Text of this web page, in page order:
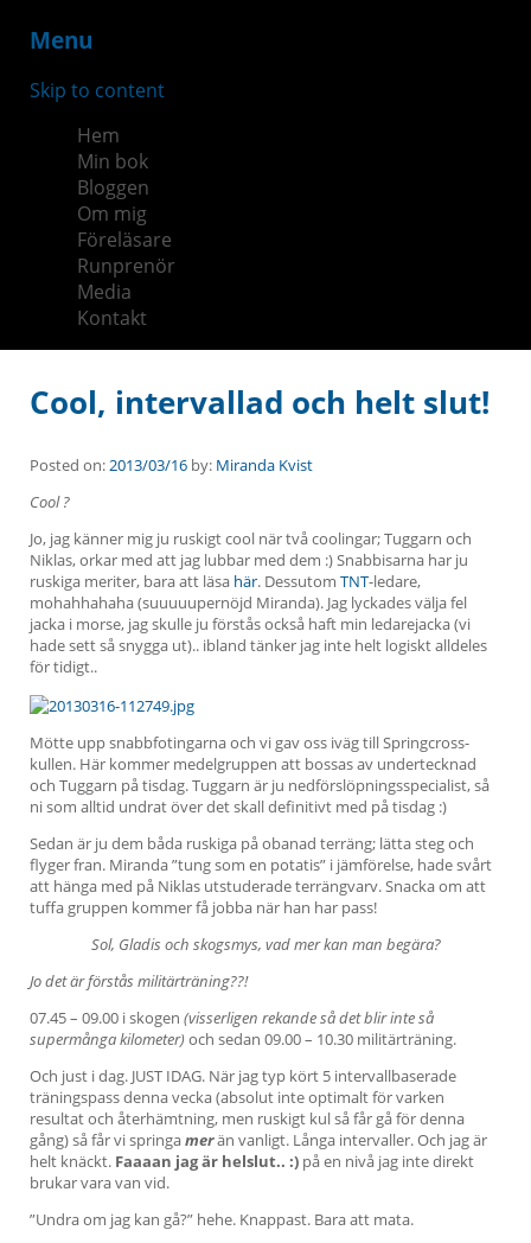
Menu
Skip to content
Hem
Min bok
Bloggen
Om mig
Föreläsare
Runprenör
Media
Kontakt
Cool, intervallad och helt slut!
Posted on:2013/03/16 by: Miranda Kvist
Cool ?
Jo, jag känner mig ju ruskigt cool när två coolingar; Tuggarn och
Niklas, orkar med att jag lubbar med dem :) Snabbisarna har ju
ruskiga meriter, bara att läsa här. Dessutom TNT-ledare,
mohahhahaha (suuuuupernöjd Miranda). Jag lyckades välja fel
jacka i morse, jag skulle ju förstås också haft min ledarejacka (vi
hade sett så snygga ut).. ibland tänker jag inte helt logiskt alldeles
för tidigt..
Mötte upp snabbfotingarna och vi gav oss iväg till Springcross-
kullen. Här kommer medelgruppen att bossas av undertecknad
och Tuggarn på tisdag. Tuggarn är ju nedförslöpningsspecialist, så
ni som alltid undrat över det skall definitivt med på tisdag :)
Sedan är ju dem båda ruskiga på obanad terräng; lätta steg och
flyger fran. Miranda ”tung som en potatis” i jämförelse, hade svårt
att hänga med på Niklas utstuderade terrängvarv. Snacka om att
tuffa gruppen kommer få jobba när han har pass!
Sol, Gladis och skogsmys, vad mer kan man begära?
Jo det är förstås militärträning??!
07.45 – 09.00 i skogen (visserligen rekande så det blir inte så
supermånga kilometer) och sedan 09.00 – 10.30 militärträning.
Och just i dag. JUST IDAG. När jag typ kört 5 intervallbaserade
träningspass denna vecka (absolut inte optimalt för varken
resultat och återhämtning, men ruskigt kul så får gå för denna
gång) så får vi springamerän vanligt. Långa intervaller. Och jag är
helt knäckt. Faaaan jag är helslut.. :) på en nivå jag inte direkt
brukar vara van vid.
”Undra om jag kan gå?” hehe. Knappast. Bara att mata.